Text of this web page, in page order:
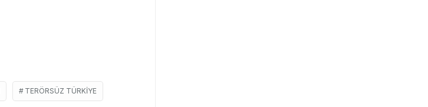
TERÖRSÜZ TÜRKIYE